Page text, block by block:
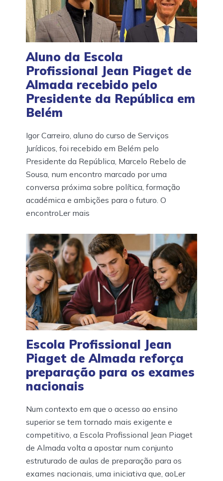
Aluno da Escola
Profissional Jean Piaget de
Almada recebido pelo
Presidente da República em
Belém
Igor Carreiro, aluno do curso de Serviços
Jurídicos, foi recebido em Belém pelo
Presidente da República, Marcelo Rebelo de
Sousa, num encontro marcado por uma
conversa próxima sobre política, formação
académica e ambições para o futuro. O
encontroLer mais
Escola Profissional Jean
Piaget de Almada reforça
preparação para os exames
nacionais
Num contexto em que o acesso ao ensino
superior se tem tornado mais exigente e
competitivo, a Escola Profissional Jean Piaget
de Almada volta a apostar num conjunto
estruturado de aulas de preparação para os
exames nacionais, uma iniciativa que, aoLer